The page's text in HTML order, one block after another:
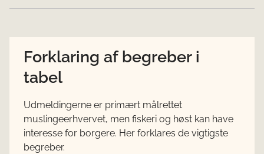
Forklaring af begreber i
tabel
Udmeldingerne er primært målrettet
muslingeerhvervet, men fiskeri og høst kan have
interesse for borgere. Her forklares de vigtigste
begreber.